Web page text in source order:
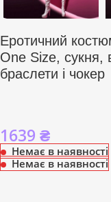
Еротичний
One Size, сукня,
браслети і чокер
1639 ₴
Немає в наявності
Немає в наявності